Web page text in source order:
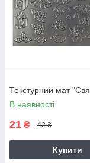
Текстурний мат
В наявності
21 ₴ 42 ₴
Купити